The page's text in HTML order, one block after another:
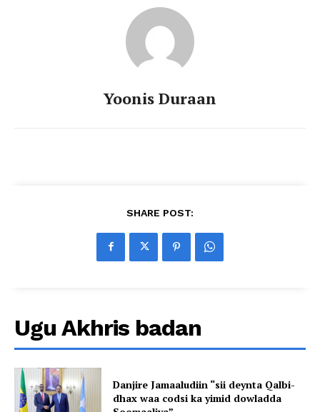
Yoonis Duraan
SHARE POST:
Ugu Akhris badan
Danjire Jamaaludiin “sii deynta Qalbi-
dhax waa codsi ka yimid dowladda